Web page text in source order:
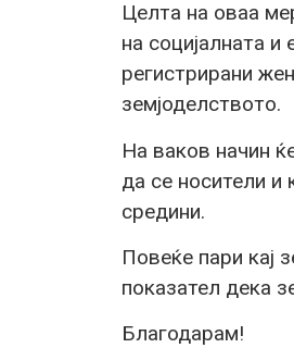
Целта на оваа
на социјалната и
регистрирани
земјоделството.
На ваков начин
да се носители и
средини.
Повеќе пари кај
показател дека
Благодарам!